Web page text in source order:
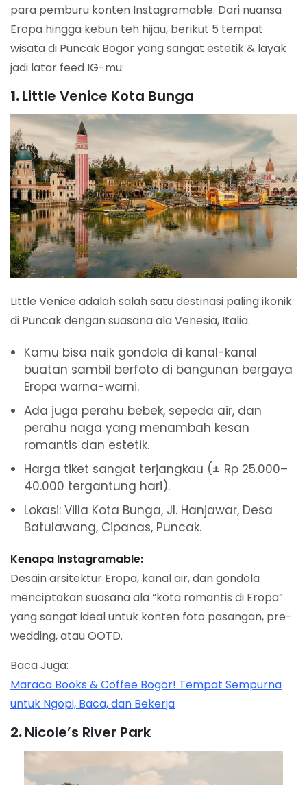
para pemburu konten Instagramable. Dari nuansa
Eropa hingga kebun teh hijau, berikut 5 tempat
wisata di Puncak Bogor yang sangat estetik & layak
jadi latar feed IG-mu:
1.Little Venice Kota Bunga
Little Venice adalah salah satu destinasi paling ikonik
di Puncak dengan suasana ala Venesia, Italia.
Kamu bisa naik gondola di kanal-kanal
buatan sambil berfoto di bangunan bergaya
Eropa warna-warni.
Ada juga perahu bebek, sepeda air, dan
perahu naga yang menambah kesan
romantis dan estetik.
Harga tiket sangat terjangkau (± Rp 25.000–
40.000 tergantung hari).
Lokasi: Villa Kota Bunga, Jl. Hanjawar, Desa
Batulawang, Cipanas, Puncak.
Kenapa Instagramable:
Desain arsitektur Eropa, kanal air, dan gondola
menciptakan suasana ala “kota romantis di Eropa”
yang sangat ideal untuk konten foto pasangan, pre-
wedding, atau OOTD.
Baca Juga:
Maraca Books & Coffee Bogor! Tempat Sempurna
untuk Ngopi, Baca, dan Bekerja
2.Nicole’s River Park